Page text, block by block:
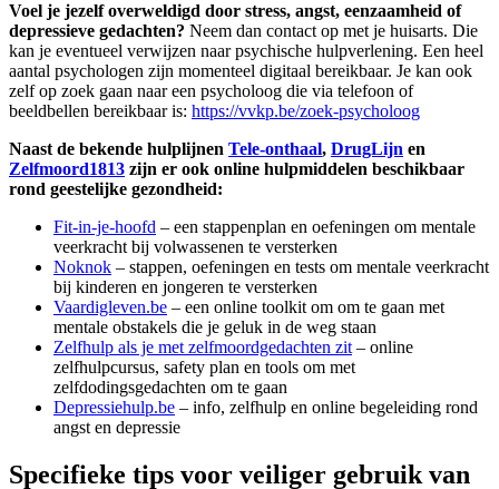
Voel je jezelf overweldigd door stress, angst, eenzaamheid of
depressieve gedachten? Neem dan contact op met je huisarts. Die
kan je eventueel verwijzen naar psychische hulpverlening. Een heel
aantal psychologen zijn momenteel digitaal bereikbaar. Je kan ook
zelf op zoek gaan naar een psycholoog die via telefoon of
beeldbellen bereikbaar is: https://vvkp.be/zoek-psycholoog
Naast de bekende hulplijnen Tele-onthaal, DrugLijn en
Zelfmoord1813 zijn er ook online hulpmiddelen beschikbaar
rond geestelijke gezondheid:
Fit-in-je-hoofd – een stappenplan en oefeningen om mentale
veerkracht bij volwassenen te versterken
Noknok – stappen, oefeningen en tests om mentale veerkracht
bij kinderen en jongeren te versterken
Vaardigleven.be – een online toolkit om om te gaan met
mentale obstakels die je geluk in de weg staan
Zelfhulp als je met zelfmoordgedachten zit – online
zelfhulpcursus, safety plan en tools om met
zelfdodingsgedachten om te gaan
Depressiehulp.be – info, zelfhulp en online begeleiding rond
angst en depressie
Specifieke tips voor veiliger gebruik van